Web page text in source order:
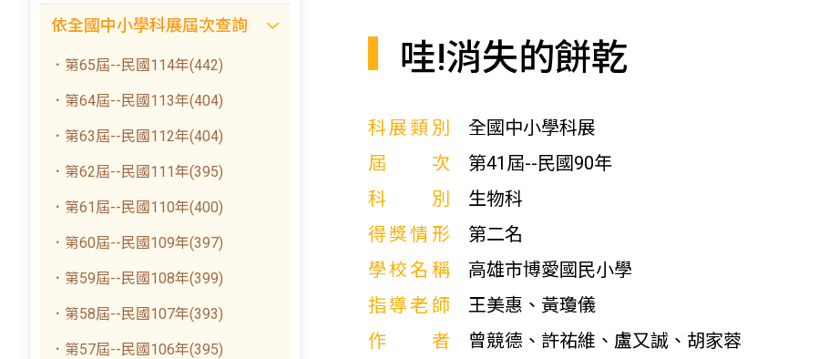
依全國中小學科展屆次查詢
．第65屆--民國114年(442)
．第64屆--民國113年(404)
．第63屆--民國112年(404)
．第62屆--民國111年(395)
．第61屆--民國110年(400)
．第60屆--民國109年(397)
．第59屆--民國108年(399)
．第58屆--民國107年(393)
．第57屆--民國106年(395)
哇!消失的餅乾
科展類別
全國中小學科展
屆次
第41屆--民國90年
科別
生物科
得獎情形
第二名
學校名稱
高雄市博愛國民小學
指導老師
王美惠、黃瓊儀
作者
曾競德、許祐維、盧又誠、胡家蓉